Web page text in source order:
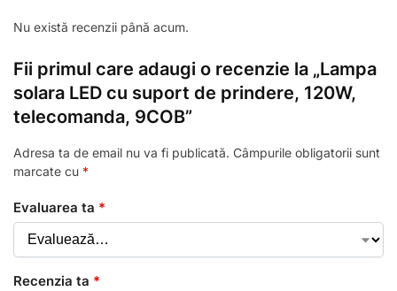
Nu există recenzii până acum.
Fii primul care adaugi o recenzie la „Lampa
solara LED cu suport de prindere, 120W,
telecomanda, 9COB”
Adresa ta de email nu va fi publicată. Câmpurile obligatorii sunt
marcate cu *
Evaluarea ta *
Recenzia ta *